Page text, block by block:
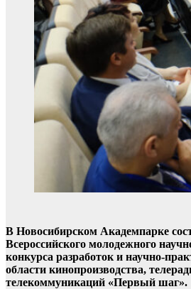
В Новосибирском Академпарке
Всероссийского молодежного
конкурса разработок и научно-
области кинопроизводства,
телекоммуникаций «Первый шаг».